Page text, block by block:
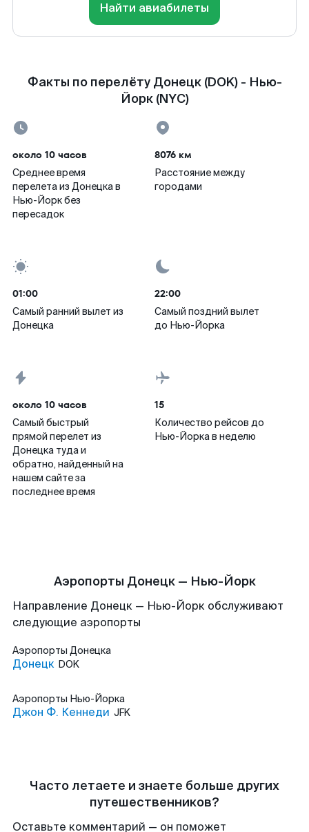
Найти авиабилеты
Факты по перелёту Донецк (DOK) - Нью-
Йорк (NYC)
около 10 часов
Среднее время
перелета из Донецка в
Нью-Йорк без
пересадок
8076 км
Расстояние между
городами
01:00
Самый ранний вылет из
Донецка
22:00
Самый поздний вылет
до Нью-Йорка
около 10 часов
Самый быстрый
прямой перелет из
Донецка туда и
обратно, найденный на
нашем сайте за
последнее время
15
Количество рейсов до
Нью-Йорка в неделю
Аэропорты Донецк — Нью-Йорк
Направление Донецк — Нью-Йорк обслуживают
следующие аэропорты
Аэропорты Донецка
Донецк DOK
Аэропорты Нью-Йорка
Джон Ф. Кеннеди JFK
Часто летаете и знаете больше других
путешественников?
Оставьте комментарий — он поможет